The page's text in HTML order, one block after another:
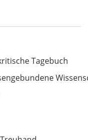
Tagebuch